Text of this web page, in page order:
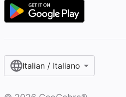
Italian / Italiano‎